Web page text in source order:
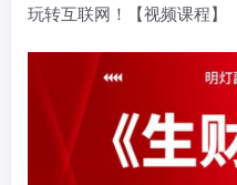
玩转互联网！【视频课程】